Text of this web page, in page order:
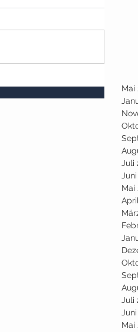
Mai
Juli
Mai
Juli
Juni
Mai